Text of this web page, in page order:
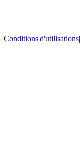
Conditions d'utilisations|